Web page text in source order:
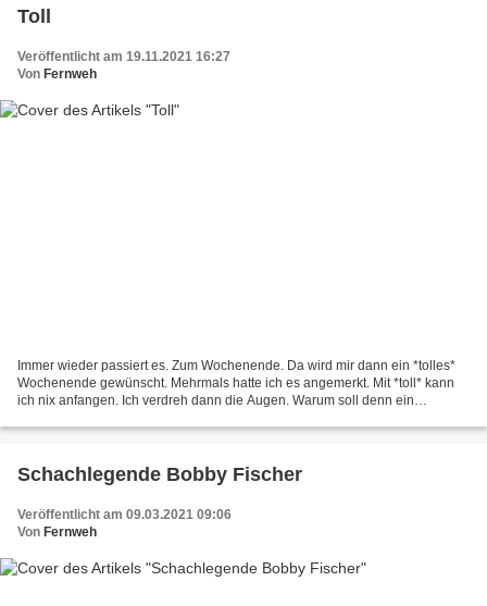
Toll
Veröffentlicht am 19.11.2021 16:27
Von Fernweh
Immer wieder passiert es. Zum Wochenende. Da wird mir dann ein *tolles*
Wochenende gewünscht. Mehrmals hatte ich es angemerkt. Mit *toll* kann
ich nix anfangen. Ich verdreh dann die Augen. Warum soll denn ein
Schachlegende Bobby Fischer
Veröffentlicht am 09.03.2021 09:06
Von Fernweh